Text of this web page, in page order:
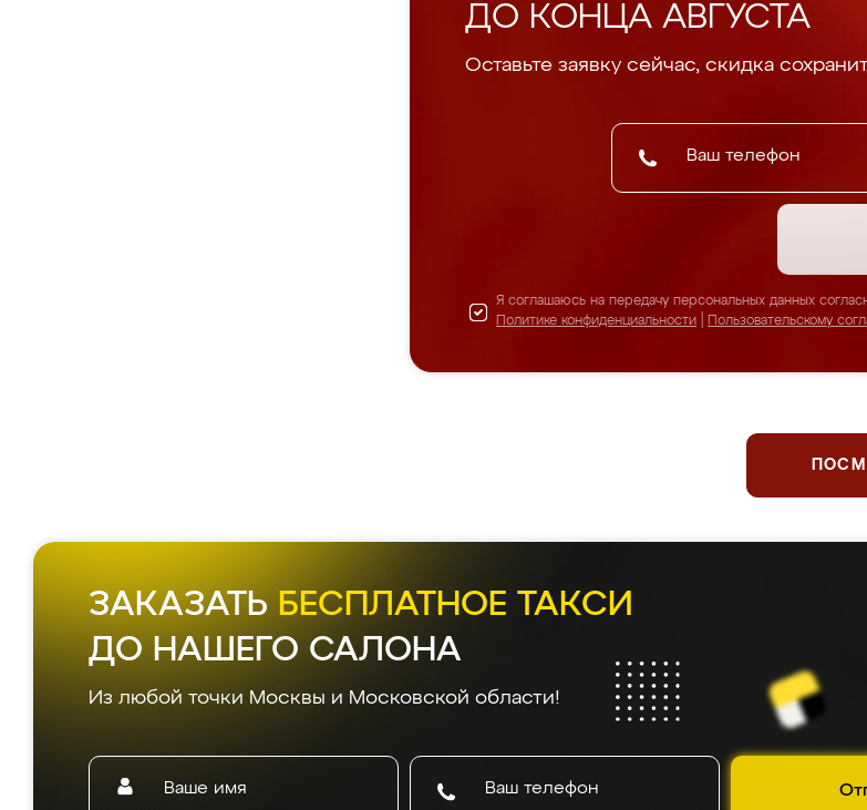
ДО КОНЦА АВГУСТА
Оставьте заявку сейчас, скидка
Я соглашаюсь на передачу персональных данных
Политике конфиденциальности
Пользовательскому
ЗАКАЗАТЬ БЕСПЛАТНОЕ ТАКСИ
ДО НАШЕГО САЛОНА
Из любой точки Москвы и Московской области!